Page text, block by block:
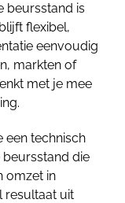
beursstand is
flexibel,
eenvoudig
markten of
met je mee
een technisch
die
omzet in
resultaat uit